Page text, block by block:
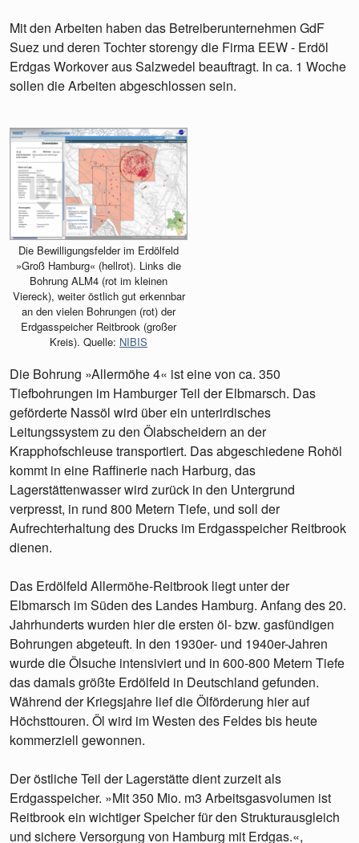
Mit den Arbeiten haben das Betreiberunternehmen GdF
Suez und deren Tochter storengy die Firma EEW - Erdöl
Erdgas Workover aus Salzwedel beauftragt. In ca. 1 Woche
sollen die Arbeiten abgeschlossen sein.
Die Bewilligungsfelder im Erdölfeld
»Groß Hamburg« (hellrot). Links die
Bohrung ALM4 (rot im kleinen
Viereck), weiter östlich gut erkennbar
an den vielen Bohrungen (rot) der
Erdgasspeicher Reitbrook (großer
Kreis). Quelle: NIBIS
Die Bohrung »Allermöhe 4« ist eine von ca. 350
Tiefbohrungen im Hamburger Teil der Elbmarsch. Das
geförderte Nassöl wird über ein unterirdisches
Leitungssystem zu den Ölabscheidern an der
Krapphofschleuse transportiert. Das abgeschiedene Rohöl
kommt in eine Raffinerie nach Harburg, das
Lagerstättenwasser wird zurück in den Untergrund
verpresst, in rund 800 Metern Tiefe, und soll der
Aufrechterhaltung des Drucks im Erdgasspeicher Reitbrook
dienen.
Das Erdölfeld Allermöhe-Reitbrook liegt unter der
Elbmarsch im Süden des Landes Hamburg. Anfang des 20.
Jahrhunderts wurden hier die ersten öl- bzw. gasfündigen
Bohrungen abgeteuft. In den 1930er- und 1940er-Jahren
wurde die Ölsuche intensiviert und in 600-800 Metern Tiefe
das damals größte Erdölfeld in Deutschland gefunden.
Während der Kriegsjahre lief die Ölförderung hier auf
Höchsttouren. Öl wird im Westen des Feldes bis heute
kommerziell gewonnen.
Der östliche Teil der Lagerstätte dient zurzeit als
Erdgasspeicher. »Mit 350 Mio. m3 Arbeitsgasvolumen ist
Reitbrook ein wichtiger Speicher für den Strukturausgleich
und sichere Versorgung von Hamburg mit Erdgas.«,